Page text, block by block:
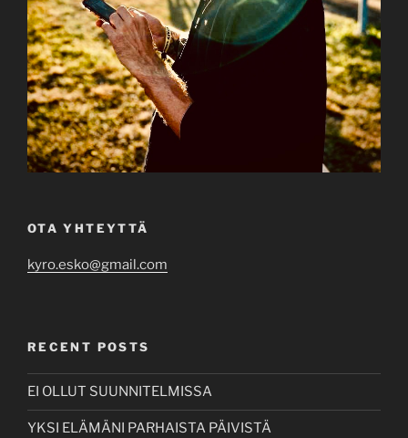
OTA YHTEYTTÄ
kyro.esko@gmail.com
RECENT POSTS
EI OLLUT SUUNNITELMISSA
YKSI ELÄMÄNI PARHAISTA PÄIVISTÄ